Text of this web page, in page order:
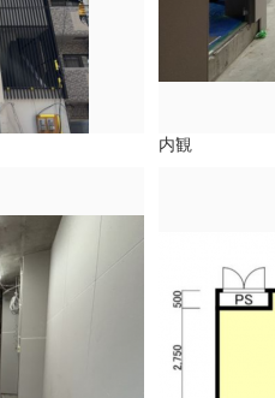
内観